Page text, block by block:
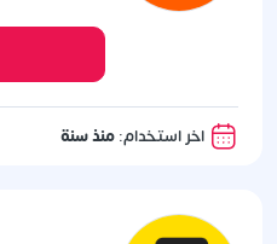
اخر استخدام:منذ سنة